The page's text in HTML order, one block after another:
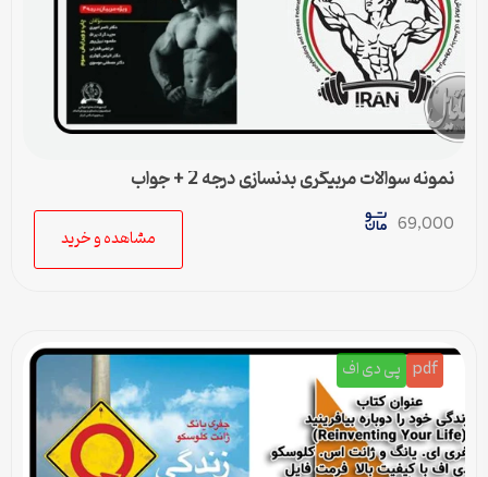
نمونه سوالات مربیگری بدنسازی درجه 2 + جواب
69,000
مشاهده و خرید
pdf پی دی اف